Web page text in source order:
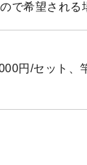
で希望される
円/セット、